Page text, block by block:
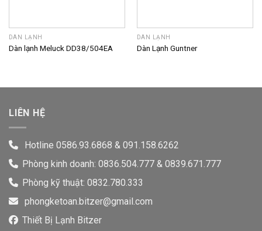
DÀN LẠNH
Dàn lạnh Meluck DD38/504EA
DÀN LẠNH
Dàn Lạnh Guntner
LIÊN HỆ
Hotline 0586.93.6868 & 091.158.6262
Phòng kinh doanh: 0836.504.777 & 0839.671.777
Phòng kỹ thuật: 0832.780.333
phongketoan.bitzer@gmail.com
Thiết Bị Lạnh Bitzer